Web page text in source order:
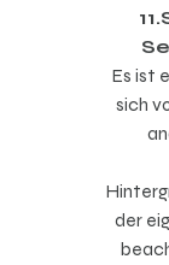
Es ist
sich
der